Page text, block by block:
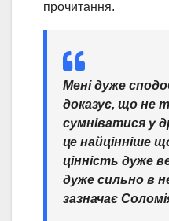
прочитання.
Мені дуже
доказує, що не
сумніватися у
це найцінніше
цінність дуже
дуже сильно в
зазначає